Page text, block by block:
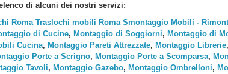
di alcuni dei nostri servizi:
Roma Traslochi mobili Roma Smontaggio Mobili -
di Cucine, Montaggio di Soggiorni, Montaggio di
Cucina, Montaggio Pareti Attrezzate, Montaggio Librerie,
Porte a Scrigno, Montaggio Porte a Scomparsa,
Tavoli, Montaggio Gazebo, Montaggio Ombrelloni,